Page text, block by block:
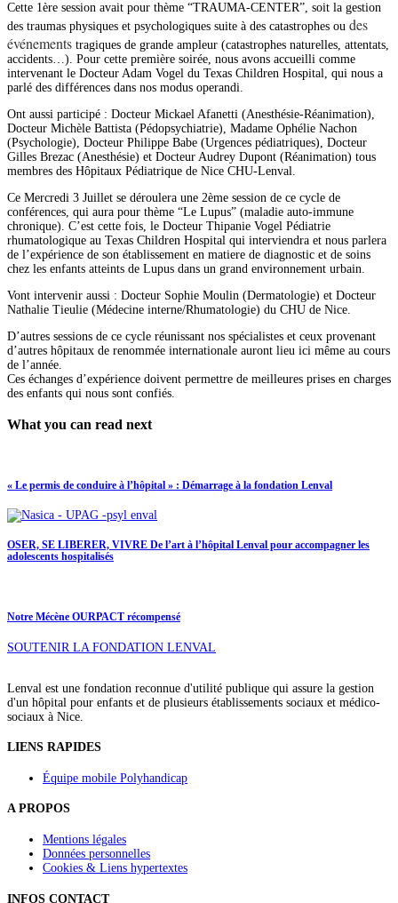
Cette 1ère session avait pour thème “TRAUMA-CENTER”, soit la gestion
des traumas physiques et psychologiques suite à des catastrophes ou des
événements tragiques de grande ampleur (catastrophes naturelles, attentats,
accidents…). Pour cette première soirée, nous avons accueilli comme
intervenant le Docteur Adam Vogel du Texas Children Hospital, qui nous a
parlé des différences dans nos modus operandi.
Ont aussi participé : Docteur Mickael Afanetti (Anesthésie-Réanimation),
Docteur Michèle Battista (Pédopsychiatrie), Madame Ophélie Nachon
(Psychologie), Docteur Philippe Babe (Urgences pédiatriques), Docteur
Gilles Brezac (Anesthésie) et Docteur Audrey Dupont (Réanimation) tous
membres des Hôpitaux Pédiatrique de Nice CHU-Lenval.
Ce Mercredi 3 Juillet se déroulera une 2ème session de ce cycle de
conférences, qui aura pour thème “Le Lupus” (maladie auto-immune
chronique). C’est cette fois, le Docteur Thipanie Vogel Pédiatrie
rhumatologique au Texas Children Hospital qui interviendra et nous parlera
de l’expérience de son établissement en matiere de diagnostic et de soins
chez les enfants atteints de Lupus dans un grand environnement urbain.
Vont intervenir aussi : Docteur Sophie Moulin (Dermatologie) et Docteur
Nathalie Tieulie (Médecine interne/Rhumatologie) du CHU de Nice.
D’autres sessions de ce cycle réunissant nos spécialistes et ceux provenant
d’autres hôpitaux de renommée internationale auront lieu ici même au cours
de l’année.
Ces échanges d’expérience doivent permettre de meilleures prises en charges
des enfants qui nous sont confiés.
What you can read next
« Le permis de conduire à l’hôpital » : Démarrage à la fondation Lenval
OSER, SE LIBERER, VIVRE De l’art à l’hôpital Lenval pour accompagner les
adolescents hospitalisés
Notre Mécène OURPACT récompensé
SOUTENIR LA FONDATION LENVAL
Lenval est une fondation reconnue d'utilité publique qui assure la gestion
d'un hôpital pour enfants et de plusieurs établissements sociaux et médico-
sociaux à Nice.
LIENS RAPIDES
Équipe mobile Polyhandicap
A PROPOS
Mentions légales
Données personnelles
Cookies & Liens hypertextes
INFOS CONTACT